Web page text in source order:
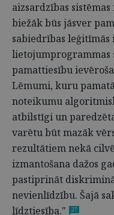
aizsardzības
biežāk būs jāsver
sabiedrības leģitīmās
lietojumprogrammas
pamattiesību
Lēmumi, kuru
noteikumu
atbilstīgi un
varētu būt mazāk
rezultātiem nekā
izmantošana dažos
pastiprināt
nevienlīdzību. Šajā
līdztiesība."
27